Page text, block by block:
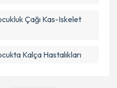
Çağı Kas-Iskelet
Kalça Hastalıkları